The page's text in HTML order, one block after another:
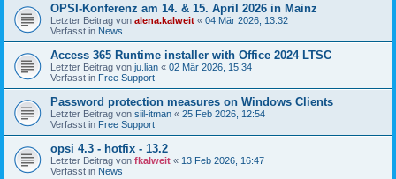
OPSI-Konferenz am 14. & 15. April 2026 in Mainz
Letzter Beitrag von alena.kalweit « 04 Mär 2026, 13:32
Verfasst in News
Access 365 Runtime installer with Office 2024 LTSC
Letzter Beitrag von ju.lian « 02 Mär 2026, 15:34
Verfasst in Free Support
Password protection measures on Windows Clients
Letzter Beitrag von siil-itman « 25 Feb 2026, 12:54
Verfasst in Free Support
opsi 4.3 - hotfix - 13.2
Letzter Beitrag von fkalweit « 13 Feb 2026, 16:47
Verfasst in News